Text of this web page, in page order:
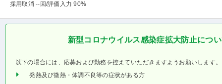
採用取消 --回/評価入力 90%
新型コロナウイルス感染症拡大防止につ
以下の場合には、応募および勤務を控えていただきますようお願いします。
発熱及び微熱・体調不良等の症状がある方